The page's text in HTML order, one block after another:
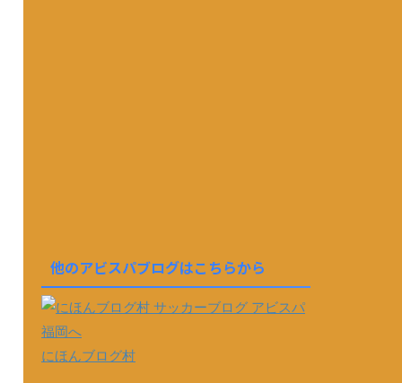
他のアビスパブログはこちらから
にほんブログ村